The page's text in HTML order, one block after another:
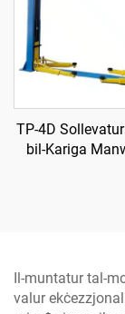
TP-4D Sollevatur
bil-Kariga
Il-muntatur tal-
valur